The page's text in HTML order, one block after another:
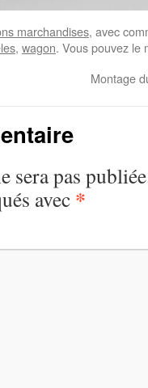
marchandises, avec
, wagon. Vous pouvez le
Montage
sera pas
avec *